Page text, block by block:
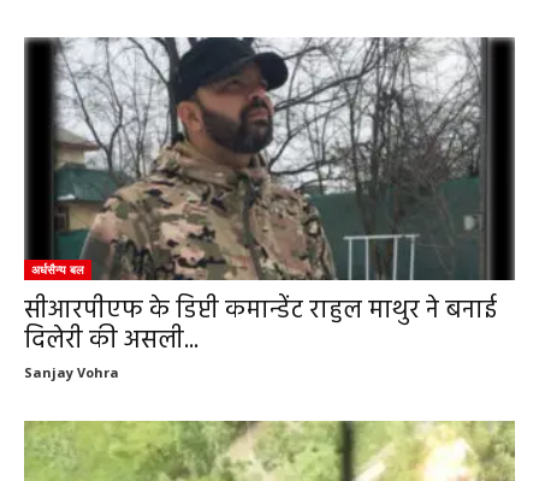
अर्धसैन्य बल
सीआरपीएफ के डिप्टी कमान्डेंट राहुल माथुर ने बनाई
दिलेरी की असली...
Sanjay Vohra